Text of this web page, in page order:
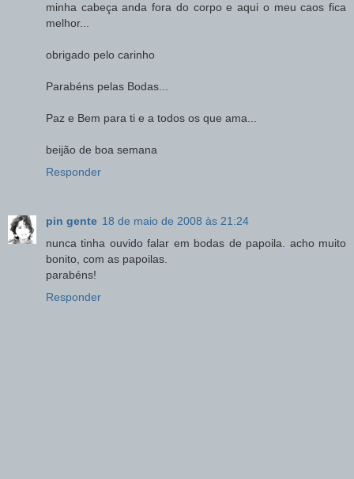
minha cabeça anda fora do corpo e aqui o meu caos fica
melhor...
obrigado pelo carinho
Parabéns pelas Bodas...
Paz e Bem para ti e a todos os que ama...
beijão de boa semana
Responder
pin gente 18 de maio de 2008 às 21:24
nunca tinha ouvido falar em bodas de papoila. acho muito
bonito, com as papoilas.
parabéns!
Responder